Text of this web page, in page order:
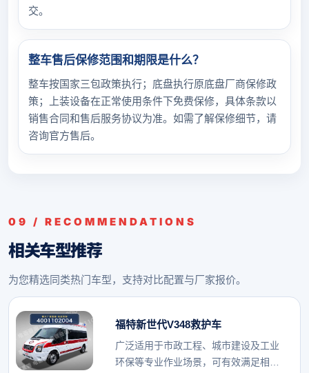
交。
整车售后保修范围和期限是什么？
整车按国家三包政策执行；底盘执行原底盘厂商保修政
策；上装设备在正常使用条件下免费保修，具体条款以
销售合同和售后服务协议为准。如需了解保修细节，请
咨询官方售后。
09 / RECOMMENDATIONS
相关车型推荐
为您精选同类热门车型，支持对比配置与厂家报价。
福特新世代V348救护车
广泛适用于市政工程、城市建设及工业
环保等专业作业场景，可有效满足相关